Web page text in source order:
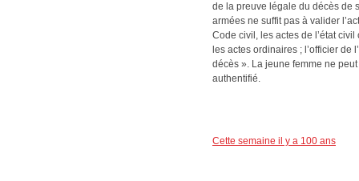
de la preuve légale du décès de
armées ne suffit pas à valider
Code civil, les actes de l’état
les actes ordinaires ; l’officier de
décès ». La jeune femme ne
authentifié.
Cette semaine il y a 100 ans